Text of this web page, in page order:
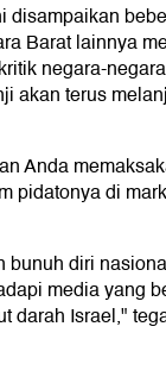
Barat lainnya
negara-
akan terus
Anda
pidatonya di
diri
media yang
darah Israel,"